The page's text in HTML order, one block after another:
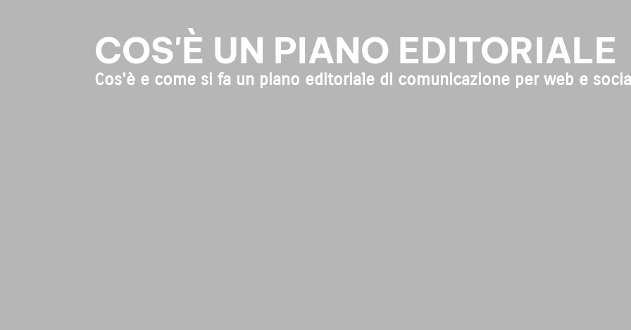
COS'È UN PIANO EDITORIALE
Cos'è e come si fa un piano editoriale di comunicazione per web e